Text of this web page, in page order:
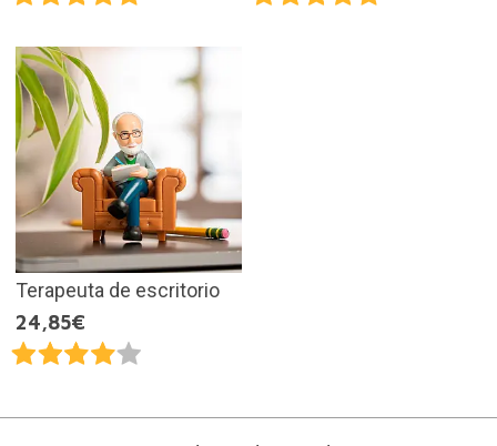
Terapeuta de escritorio
24,85€